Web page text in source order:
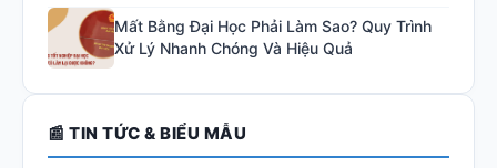
Mất Bằng Đại Học Phải Làm Sao? Quy Trình
Xử Lý Nhanh Chóng Và Hiệu Quả
📰 TIN TỨC & BIỂU MẪU